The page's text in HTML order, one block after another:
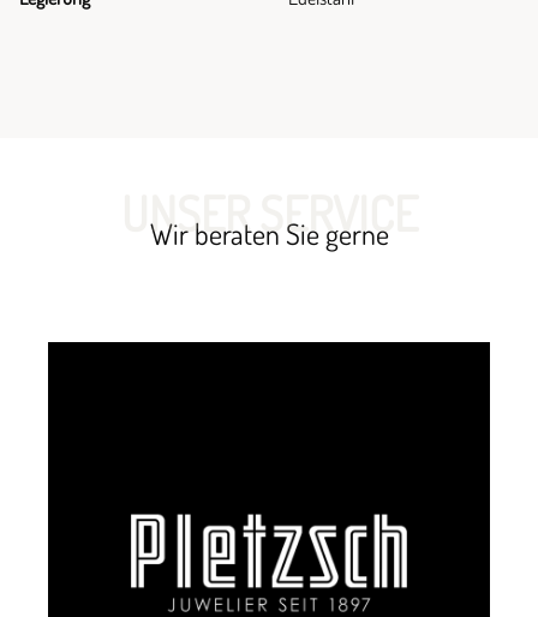
UNSER SERVICE
Wir beraten Sie gerne